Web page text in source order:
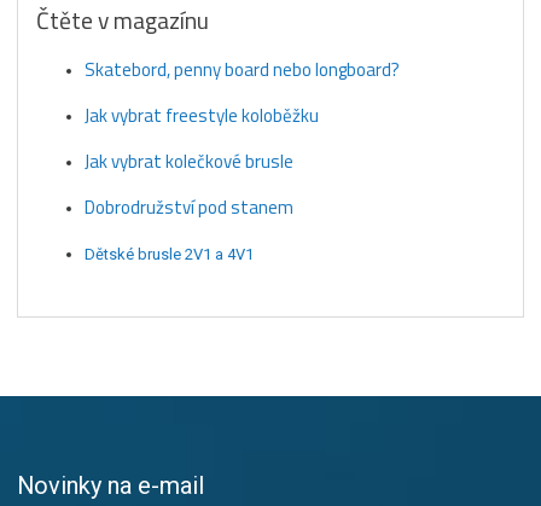
Čtěte v magazínu
Skatebord, penny board nebo longboard?
Jak vybrat freestyle koloběžku
Jak vybrat kolečkové brusle
Dobrodružství pod stanem
Dětské brusle 2V1 a 4V1
Novinky na e-mail